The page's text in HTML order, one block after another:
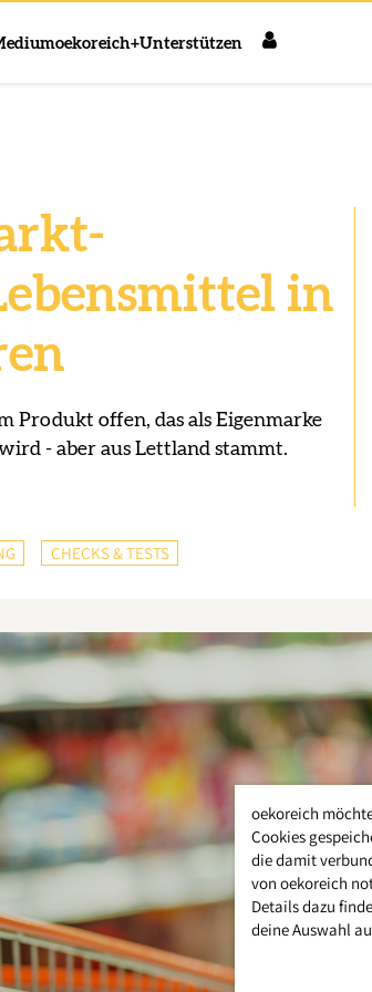
oekoreich+Unterstützen
in
Produkt offen, das als Eigenmarke
- aber aus Lettland stammt.
CHECKS & TESTS
oekoreich
Cookies
die damit
von oekoreich
Details dazu
deine Auswahl